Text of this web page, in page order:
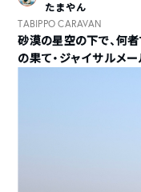
たまやん
TABIPPO CARAVAN
砂漠の星空の下で、何
の果て・ジャイサルメー